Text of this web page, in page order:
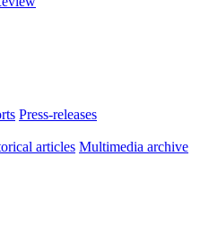
Press-releases
articles Multimedia archive